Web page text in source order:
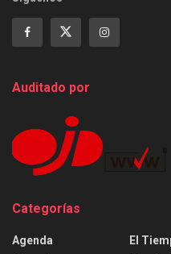
Auditado por
Categorías
Agenda
El